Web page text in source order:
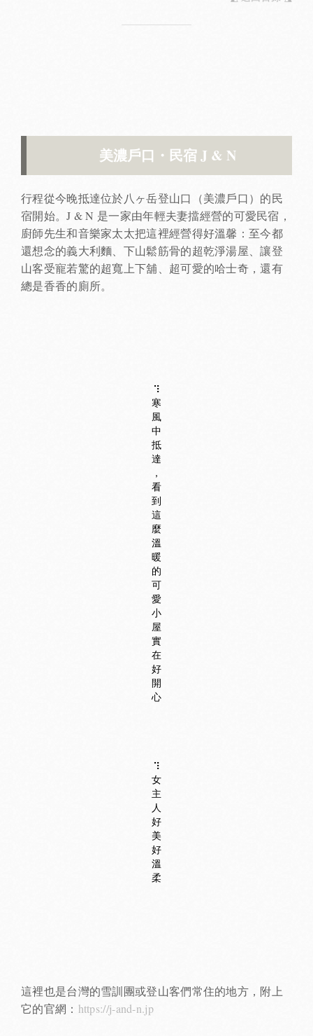
美濃戶口・民宿 J & N
行程從今晚抵達位於八ヶ岳登山口（美濃戶口）的民
宿開始。J & N 是一家由年輕夫妻擋經營的可愛民宿，
廚師先生和音樂家太太把這裡經營得好溫馨：至今都
還想念的義大利麵、下山鬆筋骨的超乾淨湯屋、讓登
山客受寵若驚的超寬上下舖、超可愛的哈士奇，還有
總是香香的廁所。
⠹
寒
風
中
抵
達
，
看
到
這
麼
溫
暖
的
可
愛
小
屋
實
在
好
開
心
⠹
女
主
人
好
美
好
溫
柔
這裡也是台灣的雪訓團或登山客們常住的地方，附上
它的官網： https://j-and-n.jp